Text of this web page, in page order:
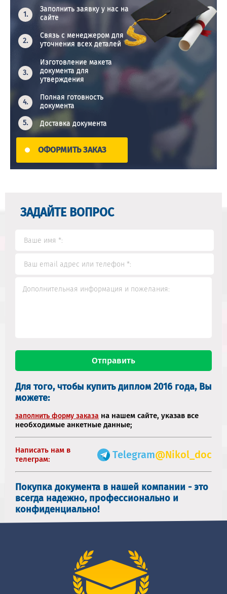
Заполнить заявку у нас на
сайте
Связь с менеджером для
уточнения всех деталей
Изготовление макета
документа для
утверждения
Полная готовность
документа
Доставка документа
ОФОРМИТЬ ЗАКАЗ
ЗАДАЙТЕ ВОПРОС
Для того, чтобы купить диплом 2016 года, Вы
можете:
заполнить форму заказа на нашем сайте, указав все
необходимые анкетные данные;
Написать нам в
телеграм:
Telegram@Nikol_doc
Покупка документа в нашей компании - это
всегда надежно, профессионально и
конфиденциально!